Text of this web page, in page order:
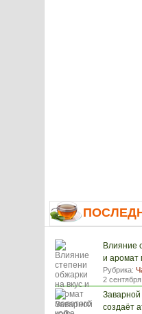
Влияние
и аромат
Рубрика:
2
Заварной
создаёт